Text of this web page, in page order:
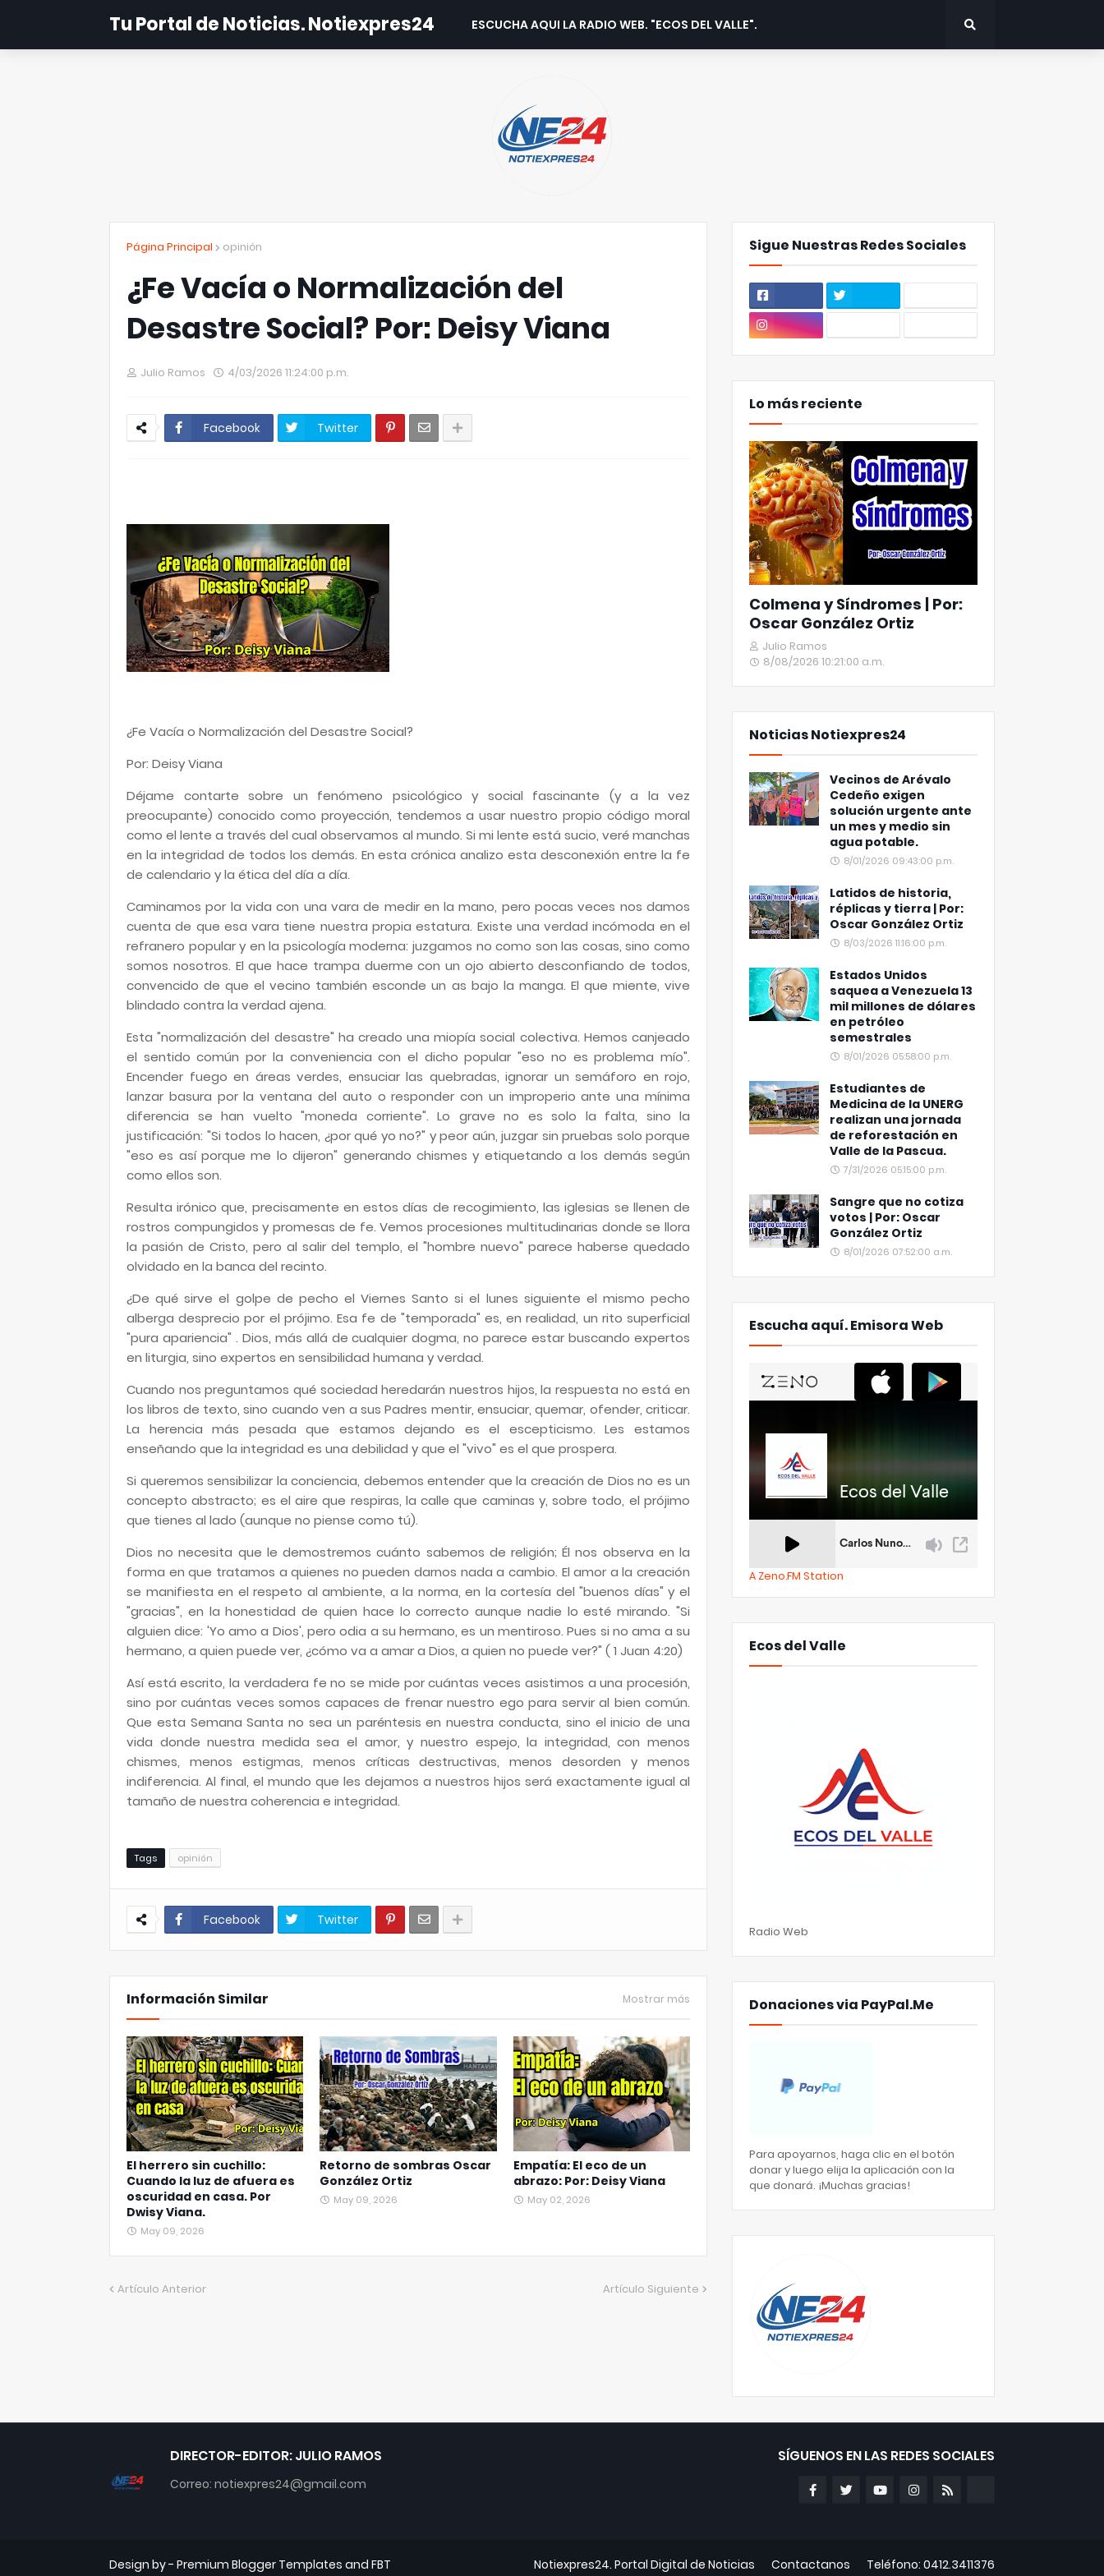
Tu Portal de Noticias. Notiexpres24 ESCUCHA AQUI LA RADIO WEB. "ECOS DEL VALLE".
Página Principal opinión
¿Fe Vacía o Normalización del
Desastre Social? Por: Deisy Viana
Julio Ramos 4/03/2026 11:24:00 p.m.
Facebook Twitter
¿Fe Vacía o Normalización del Desastre Social?
Por: Deisy Viana
Déjame contarte sobre un fenómeno psicológico y social fascinante (y a la vez
preocupante) conocido como proyección, tendemos a usar nuestro propio código moral
como el lente a través del cual observamos al mundo. Si mi lente está sucio, veré manchas
en la integridad de todos los demás. En esta crónica analizo esta desconexión entre la fe
de calendario y la ética del día a día.
Caminamos por la vida con una vara de medir en la mano, pero pocas veces nos damos
cuenta de que esa vara tiene nuestra propia estatura. Existe una verdad incómoda en el
refranero popular y en la psicología moderna: juzgamos no como son las cosas, sino como
somos nosotros. El que hace trampa duerme con un ojo abierto desconfiando de todos,
convencido de que el vecino también esconde un as bajo la manga. El que miente, vive
blindado contra la verdad ajena.
Esta "normalización del desastre" ha creado una miopía social colectiva. Hemos canjeado
el sentido común por la conveniencia con el dicho popular "eso no es problema mío".
Encender fuego en áreas verdes, ensuciar las quebradas, ignorar un semáforo en rojo,
lanzar basura por la ventana del auto o responder con un improperio ante una mínima
diferencia se han vuelto "moneda corriente". Lo grave no es solo la falta, sino la
justificación: "Si todos lo hacen, ¿por qué yo no?" y peor aún, juzgar sin pruebas solo porque
"eso es así porque me lo dijeron" generando chismes y etiquetando a los demás según
como ellos son.
Resulta irónico que, precisamente en estos días de recogimiento, las iglesias se llenen de
rostros compungidos y promesas de fe. Vemos procesiones multitudinarias donde se llora
la pasión de Cristo, pero al salir del templo, el "hombre nuevo" parece haberse quedado
olvidado en la banca del recinto.
¿De qué sirve el golpe de pecho el Viernes Santo si el lunes siguiente el mismo pecho
alberga desprecio por el prójimo. Esa fe de "temporada" es, en realidad, un rito superficial
"pura apariencia" . Dios, más allá de cualquier dogma, no parece estar buscando expertos
en liturgia, sino expertos en sensibilidad humana y verdad.
Cuando nos preguntamos qué sociedad heredarán nuestros hijos, la respuesta no está en
los libros de texto, sino cuando ven a sus Padres mentir, ensuciar, quemar, ofender, criticar.
La herencia más pesada que estamos dejando es el escepticismo. Les estamos
enseñando que la integridad es una debilidad y que el "vivo" es el que prospera.
Si queremos sensibilizar la conciencia, debemos entender que la creación de Dios no es un
concepto abstracto; es el aire que respiras, la calle que caminas y, sobre todo, el prójimo
que tienes al lado (aunque no piense como tú).
Dios no necesita que le demostremos cuánto sabemos de religión; Él nos observa en la
forma en que tratamos a quienes no pueden darnos nada a cambio. El amor a la creación
se manifiesta en el respeto al ambiente, a la norma, en la cortesía del "buenos días" y el
"gracias", en la honestidad de quien hace lo correcto aunque nadie lo esté mirando. "Si
alguien dice: 'Yo amo a Dios', pero odia a su hermano, es un mentiroso. Pues si no ama a su
hermano, a quien puede ver, ¿cómo va a amar a Dios, a quien no puede ver?" ( 1 Juan 4:20)
Así está escrito, la verdadera fe no se mide por cuántas veces asistimos a una procesión,
sino por cuántas veces somos capaces de frenar nuestro ego para servir al bien común.
Que esta Semana Santa no sea un paréntesis en nuestra conducta, sino el inicio de una
vida donde nuestra medida sea el amor, y nuestro espejo, la integridad, con menos
chismes, menos estigmas, menos críticas destructivas, menos desorden y menos
indiferencia. Al final, el mundo que les dejamos a nuestros hijos será exactamente igual al
tamaño de nuestra coherencia e integridad.
Tags opinión
Facebook Twitter
Información Similar Mostrar más
El herrero sin cuchillo:
Cuando la luz de afuera es
oscuridad en casa. Por
Dwisy Viana.
May 09, 2026
Retorno de sombras Oscar
González Ortiz
May 09, 2026
Empatía: El eco de un
abrazo: Por: Deisy Viana
May 02, 2026
Artículo Anterior Artículo Siguiente
Sigue Nuestras Redes Sociales
Lo más reciente
Colmena y Síndromes | Por:
Oscar González Ortiz
Julio Ramos
8/08/2026 10:21:00 a.m.
Noticias Notiexpres24
Vecinos de Arévalo
Cedeño exigen
solución urgente ante
un mes y medio sin
agua potable.
8/01/2026 09:43:00 p.m.
Latidos de historia,
réplicas y tierra | Por:
Oscar González Ortiz
8/03/2026 11:16:00 p.m.
Estados Unidos
saquea a Venezuela 13
mil millones de dólares
en petróleo
semestrales
8/01/2026 05:58:00 p.m.
Estudiantes de
Medicina de la UNERG
realizan una jornada
de reforestación en
Valle de la Pascua.
7/31/2026 05:15:00 p.m.
Sangre que no cotiza
votos | Por: Oscar
González Ortiz
8/01/2026 07:52:00 a.m.
Escucha aquí. Emisora Web
A Zeno.FM Station
Ecos del Valle
Radio Web
Donaciones via PayPal.Me
Para apoyarnos, haga clic en el botón
donar y luego elija la aplicación con la
que donará. ¡Muchas gracias!
DIRECTOR-EDITOR: JULIO RAMOS
Correo: notiexpres24@gmail.com
SÍGUENOS EN LAS REDES SOCIALES
Design by - Premium Blogger Templates and FBT Notiexpres24. Portal Digital de Noticias Contactanos Teléfono: 0412.3411376